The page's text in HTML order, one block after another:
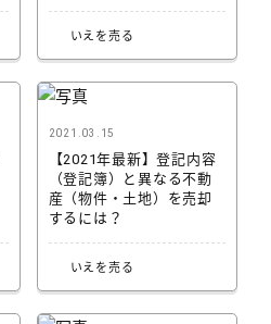
いえを売る
2021.03.15
【2021年最新】登記内容
（登記簿）と異なる不動
産（物件・土地）を売却
するには？
いえを売る